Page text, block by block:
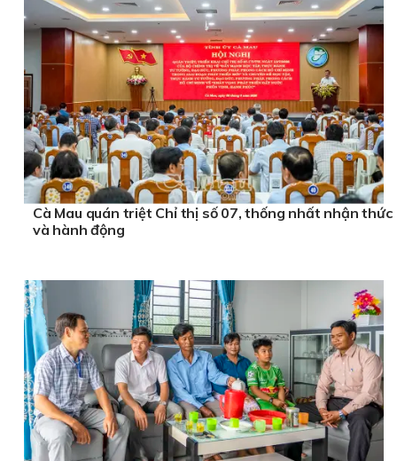
Cà Mau quán triệt Chỉ thị số 07, thống nhất nhận thức
và hành động